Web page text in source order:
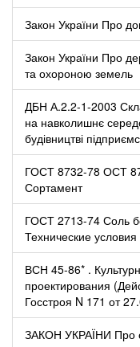
Закон України Про
Закон України Про
та охороною земель
ДБН А.2.2-1-2003
на навколишнє
будівництві
ГОСТ 8732-78 ОСТ
Сортамент
ГОСТ 2713-74 Соль
Технические условия
ВСН 45-86* .
проектирования
Госстроя N 171 от
ЗАКОН УКРАЇНИ Про